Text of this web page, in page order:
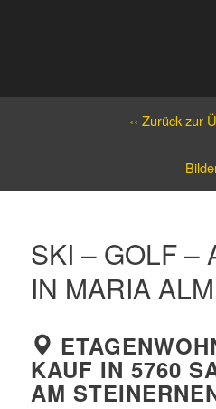
‹‹ Zurück zur
SKI – GOLF –
IN MARIA ALM
KAUF IN 5760
AM